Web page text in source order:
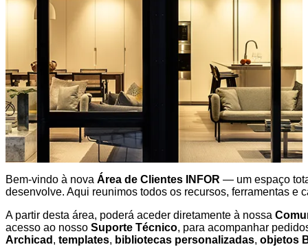
Bem-vindo à nova Área de Clientes INFOR — um espaço
desenvolve. Aqui reunimos todos os recursos, ferramentas e
A partir desta área, poderá aceder diretamente à nossa
acesso ao nosso Suporte Técnico, para acompanhar
Archicad , templates, bibliotecas personalizadas, objetos